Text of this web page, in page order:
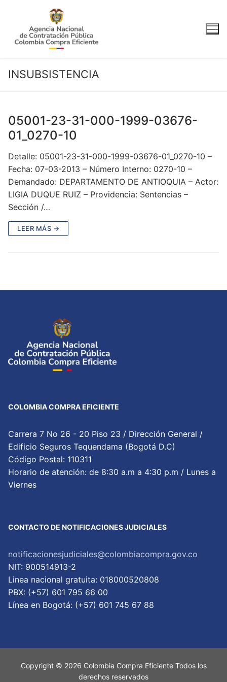
contenido
INSUBSISTENCIA
05001-23-31-000-1999-03676-
01_0270-10
Detalle: 05001-23-31-000-1999-03676-01_0270-10 –
Fecha: 07-03-2013 – Número Interno: 0270-10 –
Demandado: DEPARTAMENTO DE ANTIOQUIA – Actor:
LIGIA DUQUE RUIZ – Providencia: Sentencias –
Sección /…
LEER MÁS →
COLOMBIA COMPRA EFICIENTE
Carrera 7 No 26 - 20 Piso 23 / Dirección General /
Edificio Seguros Tequendama (Bogotá D.C)
Código Postal: 110311
Horario de atención: de 8:30 a.m a 4:30 p.m / Lunes a
Viernes
CONTACTO DE NOTIFICACIONES JUDICIALES
notificacionesjudiciales@colombiacompra.gov.co
NIT: 900514913-2
Linea nacional gratuita: 018000520808
PBX: (+57) 601 795 66 00
Lí­nea en Bogotá: (+57) 601 745 67 88
Copyright © 2026 Colombia Compra Eficiente Todos los
derechos reservados